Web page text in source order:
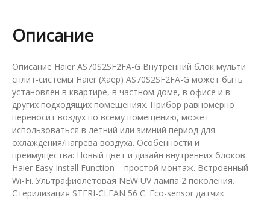
Описание
Описание Haier AS70S2SF2FA-G Внутренний блок мульти
сплит-системы Haier (Хаер) AS70S2SF2FA-G может быть
установлен в квартире, в частном доме, в офисе и в
других подходящих помещениях. Прибор равномерно
переносит воздух по всему помещению, может
использоваться в летний или зимний период для
охлаждения/нагрева воздуха. Особенности и
преимущества: Новый цвет и дизайн внутренних блоков.
Haier Easy Install Function – простой монтаж. Встроенный
Wi-Fi. Ультрафиолетовая NEW UV лампа 2 поколения.
Стерилизация STERI-CLEAN 56 C. Eco-sensor датчик